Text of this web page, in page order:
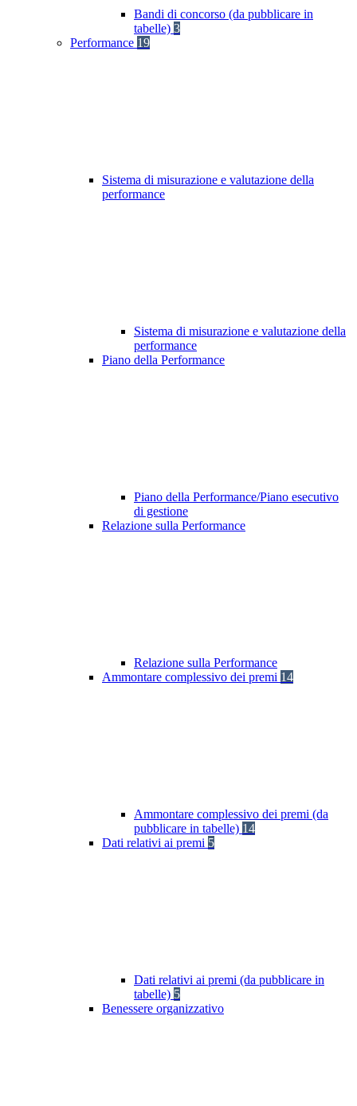
Bandi di concorso (da pubblicare in
tabelle) 3
Performance 19
Sistema di misurazione e valutazione della
performance
Sistema di misurazione e valutazione della
performance
Piano della Performance
Piano della Performance/Piano esecutivo
di gestione
Relazione sulla Performance
Relazione sulla Performance
Ammontare complessivo dei premi 14
Ammontare complessivo dei premi (da
pubblicare in tabelle) 14
Dati relativi ai premi 5
Dati relativi ai premi (da pubblicare in
tabelle) 5
Benessere organizzativo